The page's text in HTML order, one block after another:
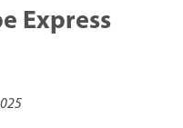
Express